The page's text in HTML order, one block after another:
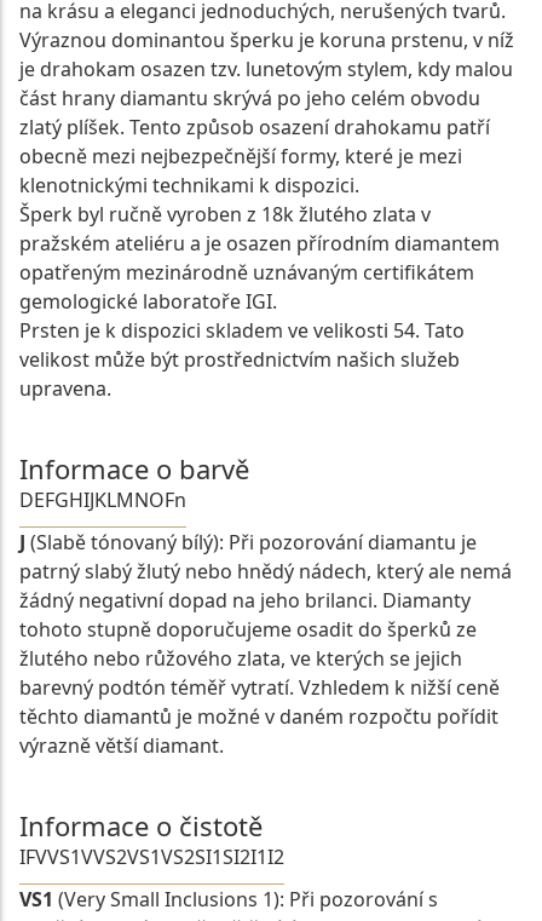
na krásu a eleganci jednoduchých, nerušených tvarů.
Výraznou dominantou šperku je koruna prstenu, v níž
je drahokam osazen tzv. lunetovým stylem, kdy malou
část hrany diamantu skrývá po jeho celém obvodu
zlatý plíšek. Tento způsob osazení drahokamu patří
obecně mezi nejbezpečnější formy, které je mezi
klenotnickými technikami k dispozici.
Šperk byl ručně vyroben z 18k žlutého zlata v
pražském ateliéru a je osazen přírodním diamantem
opatřeným mezinárodně uznávaným certifikátem
gemologické laboratoře IGI.
Prsten je k dispozici skladem ve velikosti 54. Tato
velikost může být prostřednictvím našich služeb
upravena.
Informace o barvě
DEFGHIJKLMNOFn
J (Slabě tónovaný bílý): Při pozorování diamantu je
patrný slabý žlutý nebo hnědý nádech, který ale nemá
žádný negativní dopad na jeho brilanci. Diamanty
tohoto stupně doporučujeme osadit do šperků ze
žlutého nebo růžového zlata, ve kterých se jejich
barevný podtón téměř vytratí. Vzhledem k nižší ceně
těchto diamantů je možné v daném rozpočtu pořídit
výrazně větší diamant.
Informace o čistotě
IFVVS1VVS2VS1VS2SI1SI2I1I2
VS1 (Very Small Inclusions 1): Při pozorování s